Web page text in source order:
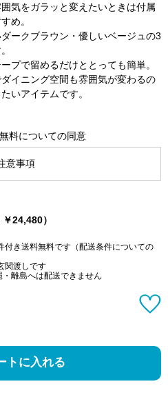
気をガラッと変えたいときは付属
め。
ークブラウン・優しいベージュの3
プで留めるだけととっても簡単。
イニング空間も雰囲気が変わるの
いアイテムです。
料についての同意
意事項
24,480）
き送料無料です（配送条件についての
関渡しです
離島へは配送できません
トに入れる